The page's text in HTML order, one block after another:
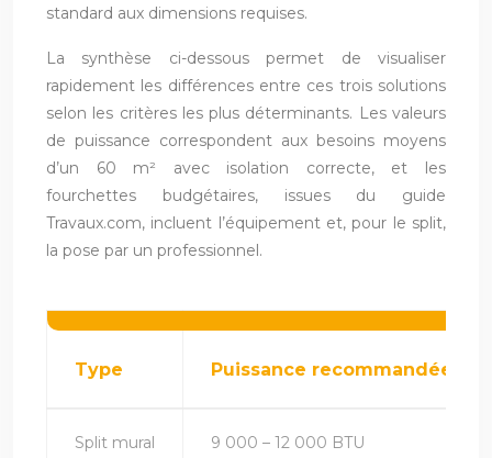
standard aux dimensions requises.
La synthèse ci-dessous permet de visualiser
rapidement les différences entre ces trois solutions
selon les critères les plus déterminants. Les valeurs
de puissance correspondent aux besoins moyens
d’un 60 m² avec isolation correcte, et les
fourchettes budgétaires, issues du guide
Travaux.com, incluent l’équipement et, pour le split,
la pose par un professionnel.
Type Puissance recommandée
Split mural 9 000 – 12 000 BTU